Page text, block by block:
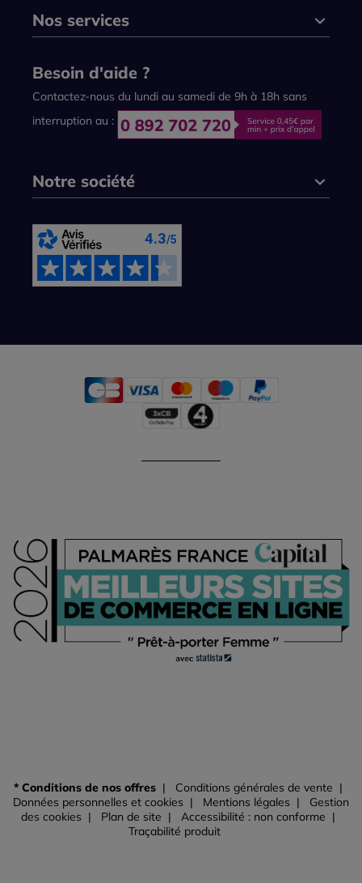
Nos services
Besoin d'aide ?
Contactez-nous du lundi au samedi de 9h à 18h sans
interruption au :
Notre société
* Conditions de nos offres
Conditions générales de vente
Données personnelles et cookies
Mentions légales
Gestion
des cookies
Plan de site
Accessibilité : non conforme
Traçabilité produit